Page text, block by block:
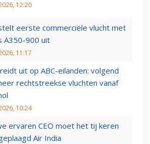
12:20
eerste commerciële vlucht met
A350-900 uit
11:17
uit op ABC-eilanden: volgend
rechtstreekse vluchten vanaf
10:24
ervaren CEO moet het tij keren
Air India